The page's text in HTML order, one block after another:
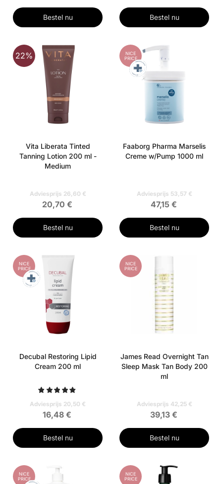
Bestel nu Bestel nu
22%
Vita Liberata Tinted
Tanning Lotion 200 ml -
Medium
Adviesprijs 26,60 €
20,70 €
Bestel nu
NICE
PRICE
Faaborg Pharma Marselis
Creme w/Pump 1000 ml
Adviesprijs 53,57 €
47,15 €
Bestel nu
NICE
PRICE
Decubal Restoring Lipid
Cream 200 ml
Adviesprijs 20,50 €
16,48 €
Bestel nu
NICE
PRICE
James Read Overnight Tan
Sleep Mask Tan Body 200
ml
Adviesprijs 42,25 €
39,13 €
Bestel nu
NICE
PRICE
NICE
PRICE